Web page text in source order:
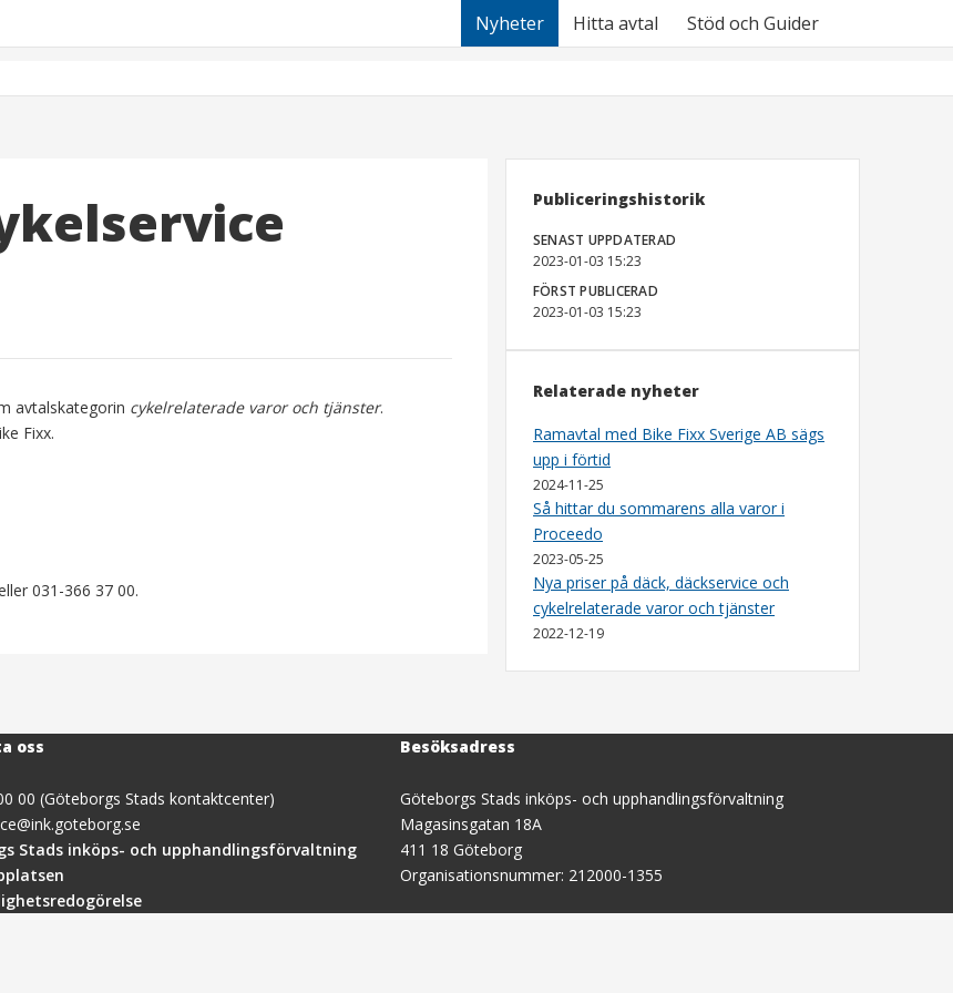
Nyheter Hitta avtal Stöd och Guider
avtalskategorin cykelrelaterade varor och tjänster.
Fixx.
031-366 37 00.
Publiceringshistorik
SENAST UPPDATERAD
2023-01-03 15:23
FÖRST PUBLICERAD
2023-01-03 15:23
Relaterade nyheter
Ramavtal med Bike Fixx Sverige AB sägs
upp i förtid
2024-11-25
Så hittar du sommarens alla varor i
Proceedo
2023-05-25
Nya priser på däck, däckservice och
cykelrelaterade varor och tjänster
2022-12-19
oss
00 (Göteborgs Stads kontaktcenter)
Stads inköps- och upphandlingsförvaltning(öppnas
Besöksadress
Göteborgs Stads inköps- och upphandlingsförvaltning
Magasinsgatan 18A
411 18 Göteborg
Organisationsnummer: 212000-1355